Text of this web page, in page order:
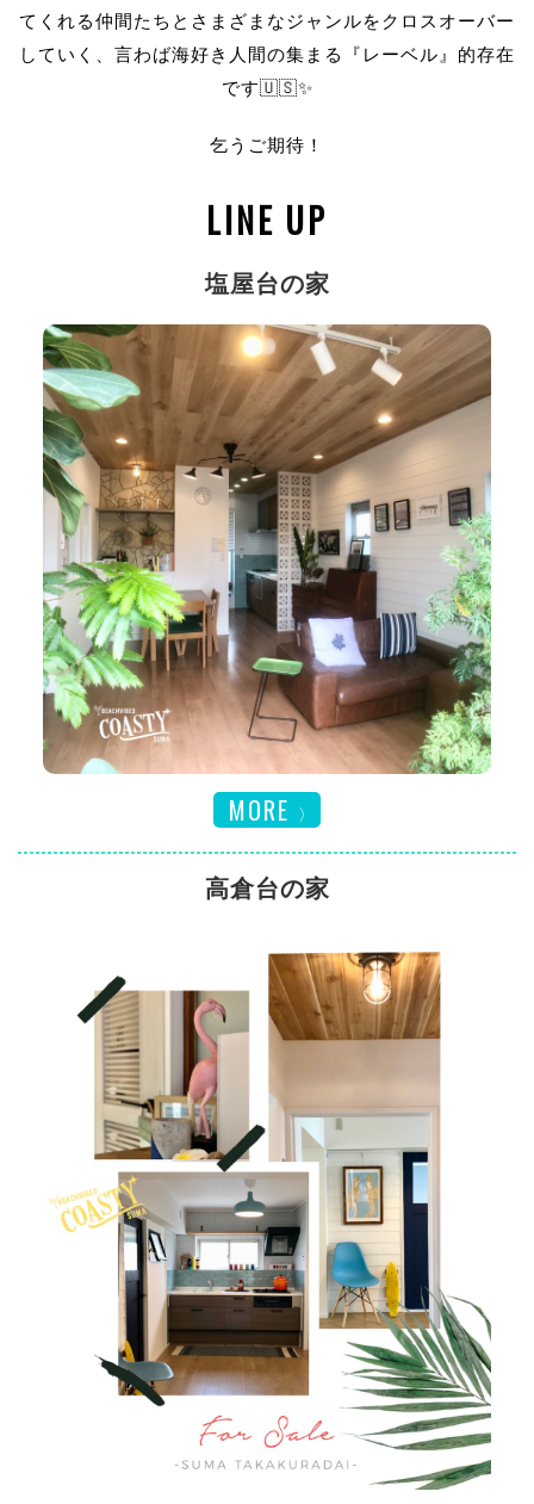
てくれる仲間たちとさまざまなジャンルをクロスオーバー
していく、言わば海好き人間の集まる『レーベル』的存在
です🇺🇸✨
乞うご期待！
LINE UP
塩屋台の家
MORE
高倉台の家